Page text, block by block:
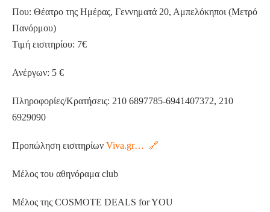
Που: Θέατρο της Ημέρας, Γεννηματά 20, Αμπελόκηποι (Μετρό
Πανόρμου)
Τιμή εισιτηρίου: 7€
Ανέργων: 5 €
Πληροφορίες/Κρατήσεις: 210 6897785-6941407372, 210
6929090
Προπώληση εισιτηρίων Viva.gr… 🔗
Μέλος του αθηνόραμα club
Μέλος της COSMOTE DEALS for YOU